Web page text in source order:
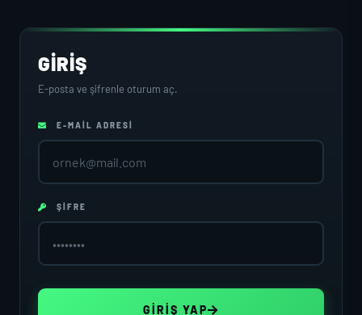
GIRIŞ
E-posta ve şifrenle oturum aç.
E-MAIL ADRESI
ŞIFRE
GIRIŞ YAP